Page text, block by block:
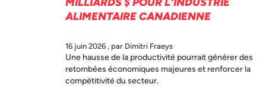
ALIMENTAIRE CANADIENNE
16 juin 2026 , par Dimitri Fraeys
Une hausse de la productivité pourrait générer des
retombées économiques majeures et renforcer la
compétitivité du secteur.